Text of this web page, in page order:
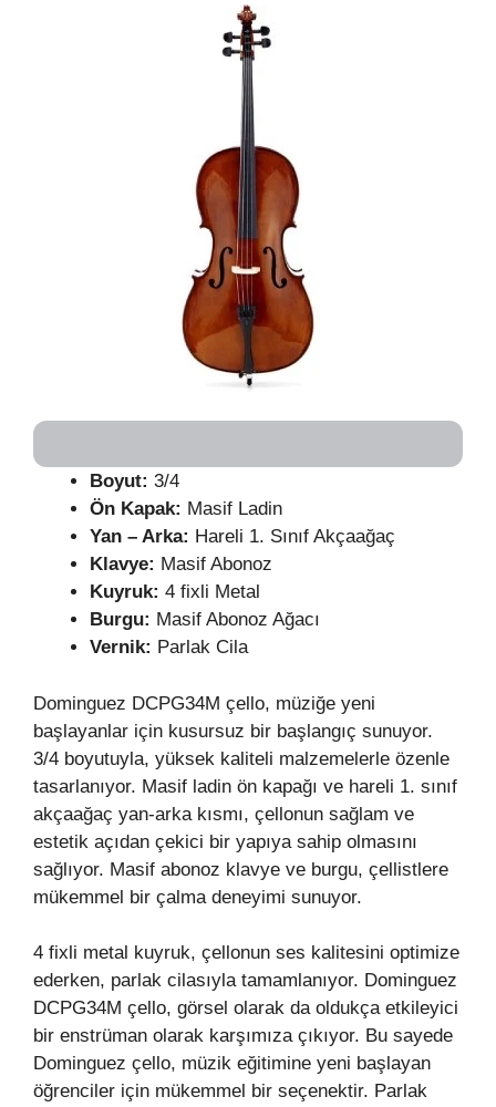
Boyut: 3/4
Ön Kapak: Masif Ladin
Yan – Arka: Hareli 1. Sınıf Akçaağaç
Klavye: Masif Abonoz
Kuyruk: 4 fixli Metal
Burgu: Masif Abonoz Ağacı
Vernik: Parlak Cila
Dominguez DCPG34M çello, müziğe yeni
başlayanlar için kusursuz bir başlangıç sunuyor.
3/4 boyutuyla, yüksek kaliteli malzemelerle özenle
tasarlanıyor. Masif ladin ön kapağı ve hareli 1. sınıf
akçaağaç yan-arka kısmı, çellonun sağlam ve
estetik açıdan çekici bir yapıya sahip olmasını
sağlıyor. Masif abonoz klavye ve burgu, çellistlere
mükemmel bir çalma deneyimi sunuyor.
4 fixli metal kuyruk, çellonun ses kalitesini optimize
ederken, parlak cilasıyla tamamlanıyor. Dominguez
DCPG34M çello, görsel olarak da oldukça etkileyici
bir enstrüman olarak karşımıza çıkıyor. Bu sayede
Dominguez çello, müzik eğitimine yeni başlayan
öğrenciler için mükemmel bir seçenektir. Parlak